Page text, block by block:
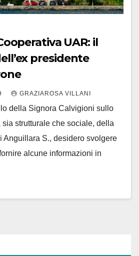
UAR: il
presidente
GRAZIAROSA VILLANI
della Signora Calvigioni sullo
strutturale che sociale, della
Anguillara S., desidero svolgere
alcune informazioni in